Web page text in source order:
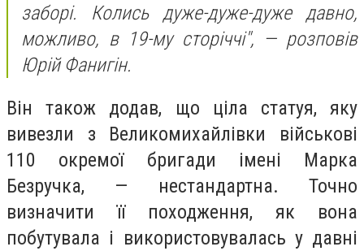
заборі. Колись дуже-дуже-дуже давно,
можливо, в 19-му сторіччі", — розповів
Юрій Фанигін.
Він також додав, що ціла статуя, яку
вивезли з Великомихайлівки військові
110 окремої бригади імені Марка
Безручка, — нестандартна. Точно
визначити її походження, як вона
побутувала і використовувалась у давні